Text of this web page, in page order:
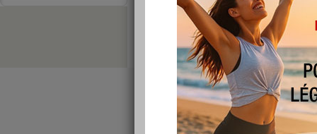
enfin ca marche
1 - 3 de 3 ‹ Préc. Suiv. › »